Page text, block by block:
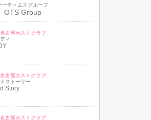
ーティエスグループ
OTS Group
古屋ホストクラブ
ィ
古屋ホストクラブ
ストーリー
Story
古屋ホストクラブ